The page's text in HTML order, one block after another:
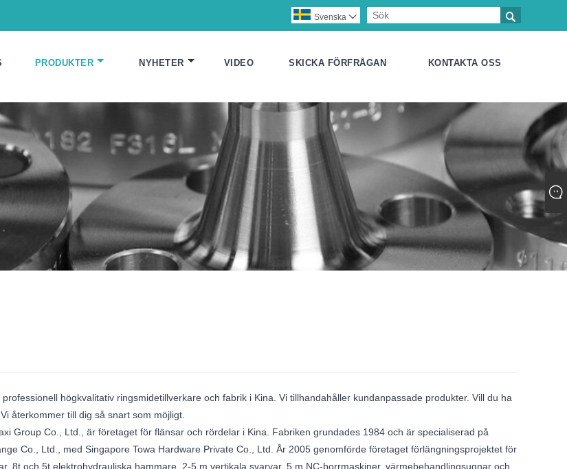

Svenska 
PRODUKTER NYHETER VIDEO SKICKA FÖRFRÅGAN KONTAKTA OSS
högkvalitativ ringsmidetillverkare och fabrik i Kina. Vi tillhandahåller kundanpassade produkter. Vill du ha
återkommer till dig så snart som möjligt.
Group Co., Ltd., är företaget för flänsar och rördelar i Kina. Fabriken grundades 1984 och är specialiserad på
Co., Ltd., med Singapore Towa Hardware Private Co., Ltd. År 2005 genomförde företaget förlängningsprojektet för
8t och 5t elektrohydrauliska hammare, 2-5 m vertikala svarvar, 5 m NC-borrmaskiner, värmebehandlingsugnar och